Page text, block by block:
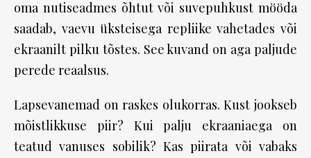
oma nutiseadmes õhtut või suvepuhkust mööda
saadab, vaevu üksteisega repliike vahetades või
ekraanilt pilku tõstes. See kuvand on aga paljude
perede reaalsus.
Lapsevanemad on raskes olukorras. Kust jookseb
mõistlikkuse piir? Kui palju ekraaniaega on
teatud vanuses sobilik? Kas piirata või vabaks